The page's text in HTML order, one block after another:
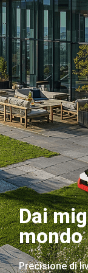
Dai
Precisione di